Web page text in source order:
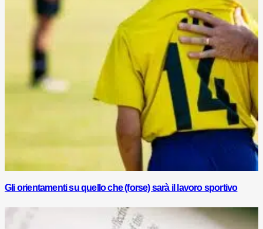
Gli orientamenti su quello che (forse) sarà il lavoro sportivo